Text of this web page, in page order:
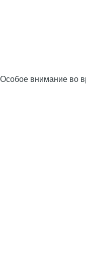
Особое внимание во